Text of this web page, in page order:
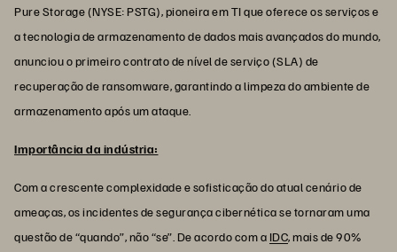
Pure Storage (NYSE: PSTG), pioneira em TI que oferece os serviços e
a tecnologia de armazenamento de dados mais avançados do mundo,
anunciou o primeiro contrato de nível de serviço (SLA) de
recuperação de ransomware, garantindo a limpeza do ambiente de
armazenamento após um ataque.
Importância da indústria:
Com a crescente complexidade e sofisticação do atual cenário de
ameaças, os incidentes de segurança cibernética se tornaram uma
questão de “quando”, não “se”. De acordo com a IDC, mais de 90%